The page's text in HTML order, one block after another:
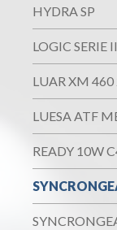
HYDRA SP
LOGIC SERIE
LUAR XM 460
LUESA ATF
READY 10W